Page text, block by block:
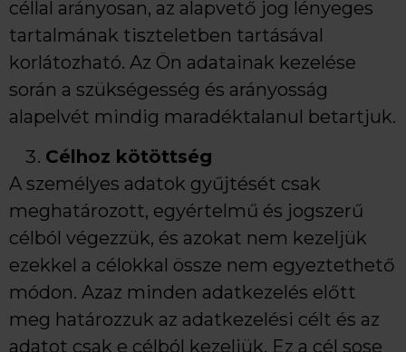
céllal arányosan, az alapvető jog lényeges
tartalmának tiszteletben tartásával
korlátozható. Az Ön adatainak kezelése
során a szükségesség és arányosság
alapelvét mindig maradéktalanul betartjuk.
Célhoz kötöttség
A személyes adatok gyűjtését csak
meghatározott, egyértelmű és jogszerű
célból végezzük, és azokat nem kezeljük
ezekkel a célokkal össze nem egyeztethető
módon. Azaz minden adatkezelés előtt
meg határozzuk az adatkezelési célt és az
adatot csak e célból kezeljük. Ez a cél sose